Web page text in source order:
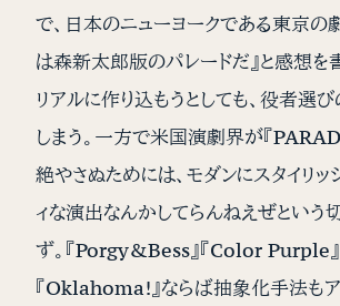
で、日本のニューヨークである東京
は森新太郎版のパレードだ』と感想を
リアルに作り込もうとしても、役者選
しまう。一方で米国演劇界が『
絶やさぬためには、モダンにスタイリッ
ィな演出なんかしてらんねえぜという
ず。『Porgy&Bess』『Color Purple
『Oklahoma!』ならば抽象化手法もア